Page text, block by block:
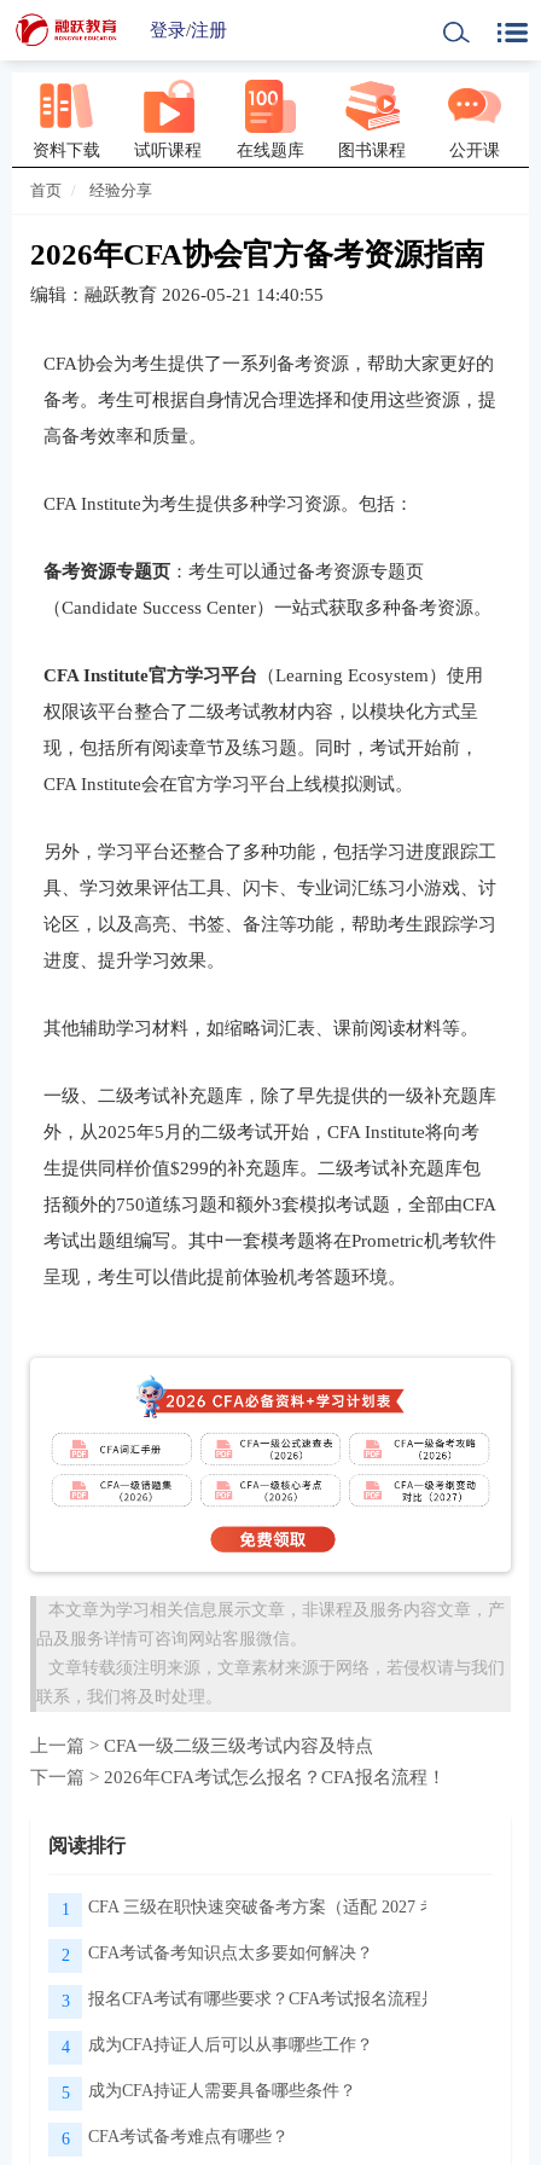
登录/注册
资料下载 试听课程 在线题库 图书课程 公开课
首页 经验分享
2026年CFA协会官方备考资源指南
编辑：融跃教育 2026-05-21 14:40:55
CFA协会为考生提供了一系列备考资源，帮助大家更好的
备考。考生可根据自身情况合理选择和使用这些资源，提
高备考效率和质量。
CFA Institute为考生提供多种学习资源。包括：
备考资源专题页 ：考生可以通过备考资源专题页
（Candidate Success Center）一站式获取多种备考资源。
CFA Institute官方学习平台 （Learning Ecosystem）使用
权限该平台整合了二级考试教材内容，以模块化方式呈
现，包括所有阅读章节及练习题。同时，考试开始前，
CFA Institute会在官方学习平台上线模拟测试。
另外，学习平台还整合了多种功能，包括学习进度跟踪工
具、学习效果评估工具、闪卡、专业词汇练习小游戏、讨
论区，以及高亮、书签、备注等功能，帮助考生跟踪学习
进度、提升学习效果。
其他辅助学习材料，如缩略词汇表、课前阅读材料等。
一级、二级考试补充题库，除了早先提供的一级补充题库
外，从2025年5月的二级考试开始，CFA Institute将向考
生提供同样价值$299的补充题库。二级考试补充题库包
括额外的750道练习题和额外3套模拟考试题，全部由CFA
考试出题组编写。其中一套模考题将在Prometric机考软件
呈现，考生可以借此提前体验机考答题环境。
本文章为学习相关信息展示文章，非课程及服务内容文章，产
品及服务详情可咨询网站客服微信。
文章转载须注明来源，文章素材来源于网络，若侵权请与我们
联系，我们将及时处理。
上一篇 > CFA一级二级三级考试内容及特点
下一篇 > 2026年CFA考试怎么报名？CFA报名流程！
阅读排行
1 CFA 三级在职快速突破备考方案（适配 2027 考季）
2 CFA考试备考知识点太多要如何解决？
3 报名CFA考试有哪些要求？CFA考试报名流程是怎样的？
4 成为CFA持证人后可以从事哪些工作？
5 成为CFA持证人需要具备哪些条件？
6 CFA考试备考难点有哪些？